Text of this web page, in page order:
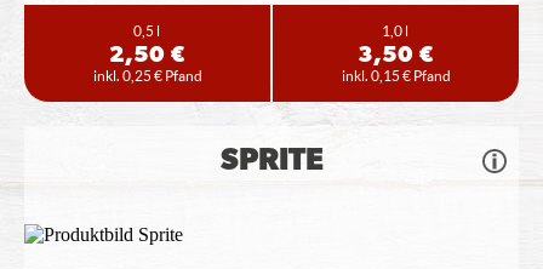
0,5 l
2,50 €
inkl. 0,25 € Pfand
1,0 l
3,50 €
inkl. 0,15 € Pfand
SPRITE